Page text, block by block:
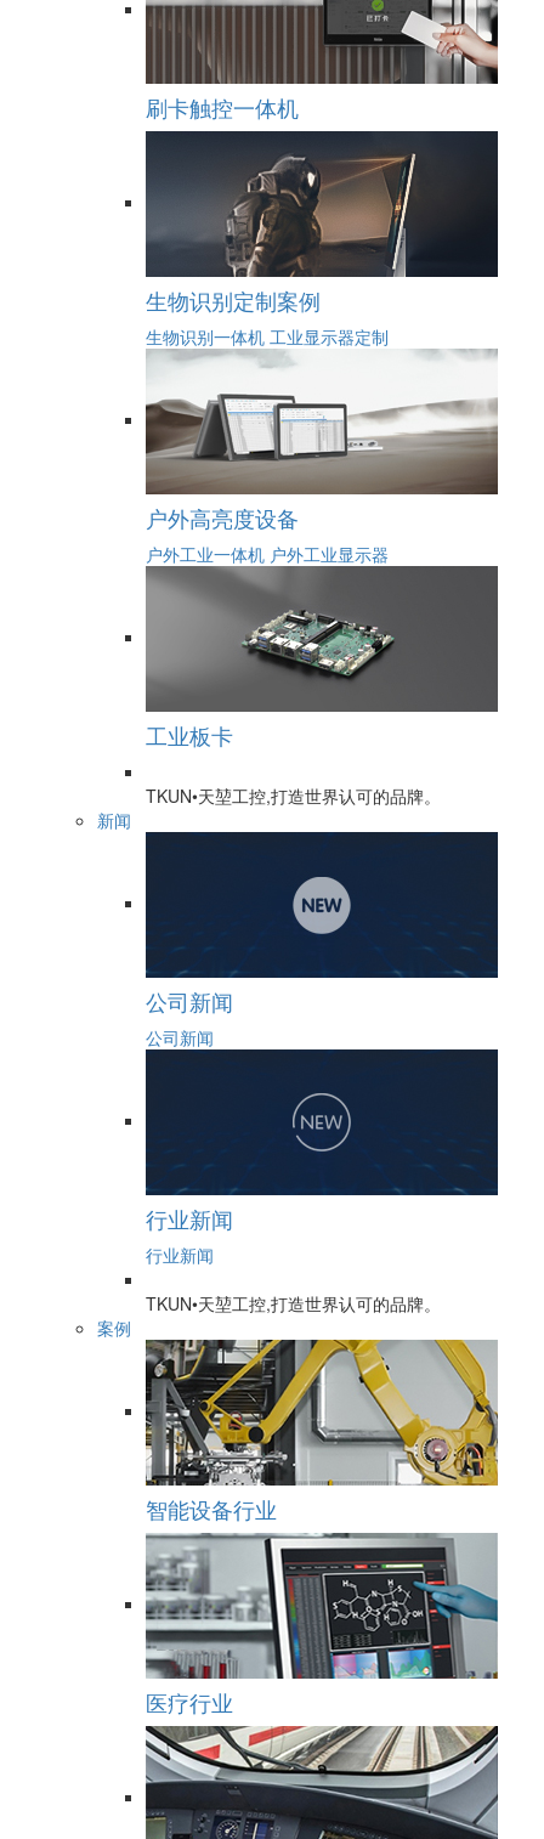
刷卡触控一体机
生物识别定制案例
生物识别一体机 工业显示器定制
户外高亮度设备
户外工业一体机 户外工业显示器
工业板卡
TKUN•天堃工控,打造世界认可的品牌。
新闻
公司新闻
公司新闻
行业新闻
行业新闻
TKUN•天堃工控,打造世界认可的品牌。
案例
智能设备行业
医疗行业